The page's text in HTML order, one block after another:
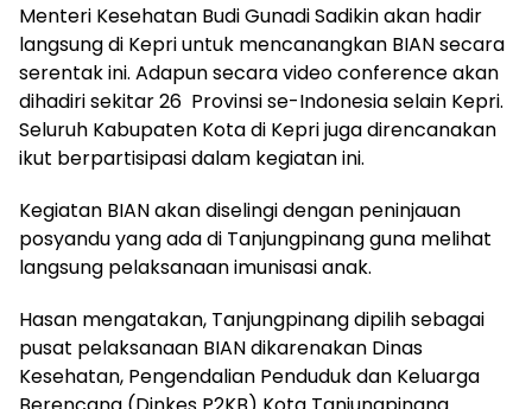
Menteri Kesehatan Budi Gunadi Sadikin akan hadir
langsung di Kepri untuk mencanangkan BIAN secara
serentak ini. Adapun secara video conference akan
dihadiri sekitar 26 Provinsi se-Indonesia selain Kepri.
Seluruh Kabupaten Kota di Kepri juga direncanakan
ikut berpartisipasi dalam kegiatan ini.
Kegiatan BIAN akan diselingi dengan peninjauan
posyandu yang ada di Tanjungpinang guna melihat
langsung pelaksanaan imunisasi anak.
Hasan mengatakan, Tanjungpinang dipilih sebagai
pusat pelaksanaan BIAN dikarenakan Dinas
Kesehatan, Pengendalian Penduduk dan Keluarga